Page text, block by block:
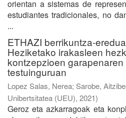
orientan a sistemas de
estudiantes tradicionales, no
...
ETHAZI berrikuntza-
Heziketako irakasleen
kontzepzioen
testuinguruan
Lopez Salas, Nerea; Sarobe,
Unibertsitatea (UEU), 2021)
Geroz eta azkarragoak eta